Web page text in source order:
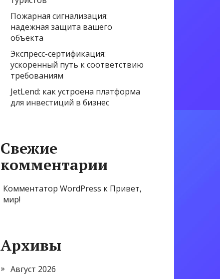
Пожарная сигнализация:
надежная защита вашего
объекта
Экспресс-сертификация:
ускоренный путь к соответствию
требованиям
JetLend: как устроена платформа
для инвестиций в бизнес
Свежие
комментарии
Комментатор WordPress к Привет,
мир!
Архивы
Август 2026